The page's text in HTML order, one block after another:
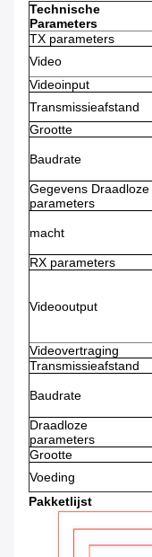
Technische
Parameters
TX parameters
Video
Videoinput
Transmissieafstand
Grootte
Baudrate
Gegevens Draadloze
parameters
macht
RX parameters
Videooutput
Videovertraging
Transmissieafstand
Baudrate
Draadloze
parameters
Grootte
Voeding
Pakketlijst